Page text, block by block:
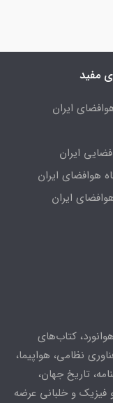
مفید
ایران
ایران
هوافضای ایران
ایران
کتاب‌های
نظامی، هواپیما،
تاریخ جهان،
فیزیک و خلبانی عرضه